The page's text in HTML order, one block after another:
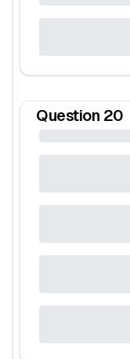
Question 20